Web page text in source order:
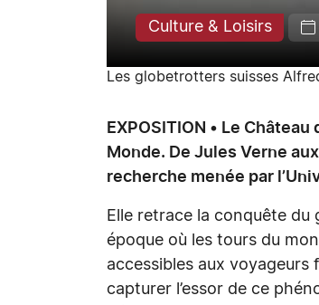
Culture & Loisirs
Les globetrotters suisses
EXPOSITION • Le
Monde. De Jules Verne
recherche menée par
Elle retrace la conquête du
époque où les tours du
accessibles aux voyageurs
capturer l’essor de ce